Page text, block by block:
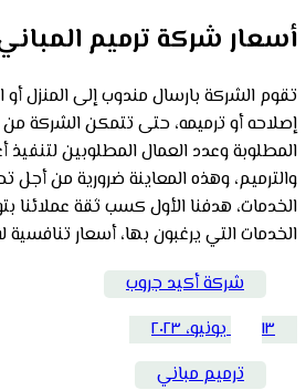
أسعار شركة ترميم
تقوم الشركة بارسال مندوب إلى المنزل أو
إصلاحه أو ترميمه، حتى تتمكن الشركة من
المطلوبة وعدد العمال المطلوبين لتنفيذ
والترميم، وهذه المعاينة ضرورية من أجل
الخدمات، هدفنا الأول كسب ثقة عملائنا
الخدمات التي يرغبون بها، أسعار تنافسية
شركة أكيد جروب
١٣ يونيو، ٢٠٢٣
ترميم مباني